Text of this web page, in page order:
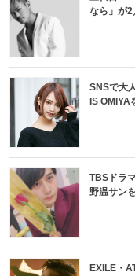
なら」が2
SNSで大
IS
TBSドラ
野温サン
EXILE・